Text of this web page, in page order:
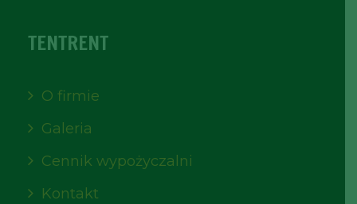
TENTRENT
O firmie
Galeria
Cennik wypożyczalni
Kontakt